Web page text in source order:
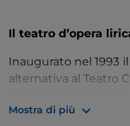
Il teatro d’opera
Inaugurato nel 1993
alternativa al Teatro
Cagliari. Sede della
Mostra di più